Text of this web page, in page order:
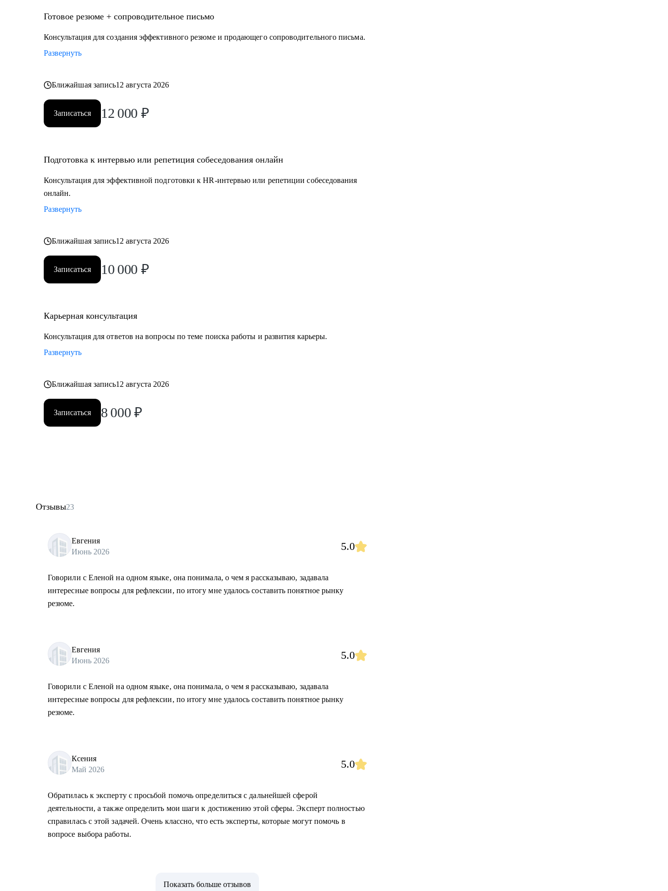
Готовое резюме + сопроводительное письмо
Консультация для создания эффективного резюме и продающего сопроводительного письма.
Развернуть
Ближайшая запись12 августа 2026
Записаться 12 000 ₽
Подготовка к интервью или репетиция собеседования онлайн
Консультация для эффективной подготовки к HR-интервью или репетиции собеседования
онлайн.
Развернуть
Ближайшая запись12 августа 2026
Записаться 10 000 ₽
Карьерная консультация
Консультация для ответов на вопросы по теме поиска работы и развития карьеры.
Развернуть
Ближайшая запись12 августа 2026
Записаться 8 000 ₽
Отзывы23
Евгения
Июнь 2026
5.0
Говорили с Еленой на одном языке, она понимала, о чем я рассказываю, задавала
интересные вопросы для рефлексии, по итогу мне удалось составить понятное рынку
резюме.
Евгения
Июнь 2026
5.0
Говорили с Еленой на одном языке, она понимала, о чем я рассказываю, задавала
интересные вопросы для рефлексии, по итогу мне удалось составить понятное рынку
резюме.
Ксения
Май 2026
5.0
Обратилась к эксперту с просьбой помочь определиться с дальнейшей сферой
деятельности, а также определить мои шаги к достижению этой сферы. Эксперт полностью
справилась с этой задачей. Очень классно, что есть эксперты, которые могут помочь в
вопросе выбора работы.
Показать больше отзывов